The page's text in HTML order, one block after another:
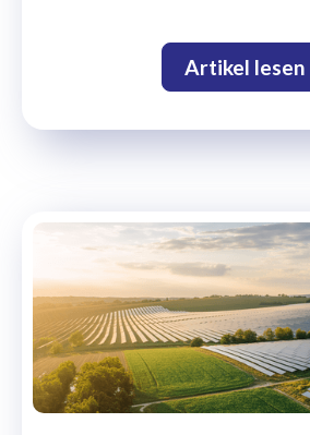
Artikel lesen